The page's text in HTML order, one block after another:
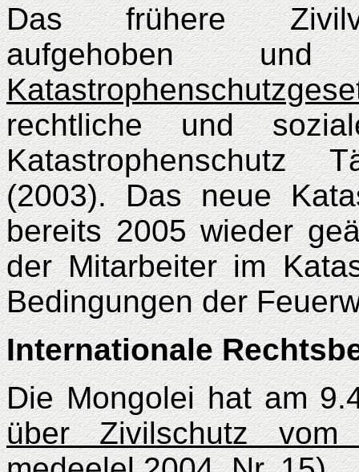
Das frühere
aufgehoben
rechtliche und
Katastrophenschutz
(2003). Das neue
bereits 2005 wieder
der Mitarbeiter im
Bedingungen der
Internationale
Die Mongolei hat am
über Zivilschutz vom